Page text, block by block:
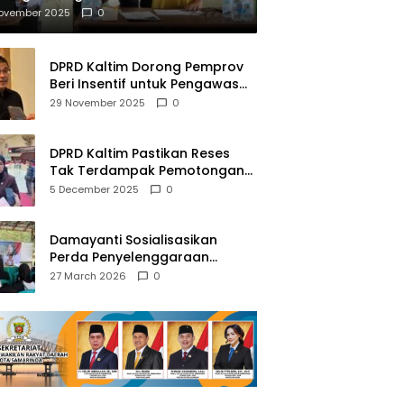
NAPZA
2025 0
DPRD Kaltim Dorong Pemprov
Beri Insentif untuk Pengawas
Madrasah dan Pendidikan
29 November 2025 0
DPRD Kaltim Pastikan Reses
Tak Terdampak Pemotongan
Transfer Dana Pusat
5 December 2025 0
Damayanti Sosialisasikan
Perda Penyelenggaraan
Pendidikan Pancasila dan
27 March 2026 0